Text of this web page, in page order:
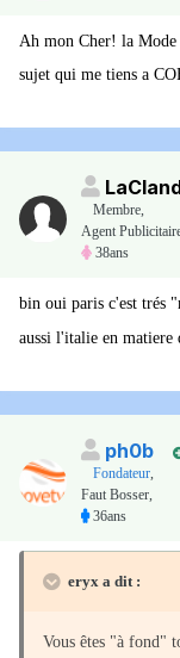
Ah mon Cher! la Mode
sujet qui me tiens a
Membre,
Agent
38ans
bin oui paris c'est trés
aussi l'italie en matiere
ph0b
Fondateur,
Faut Bosser,
36ans
eryx a dit :
Vous êtes "à fond"